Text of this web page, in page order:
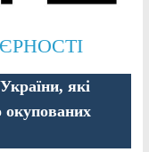
які